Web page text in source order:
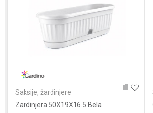
Saksije, žardinjere
Zardinjera 50X19X16.5 Bela